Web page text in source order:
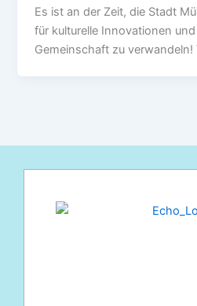
Es ist an der Zeit, die Stadt
für kulturelle Innovationen
Gemeinschaft zu